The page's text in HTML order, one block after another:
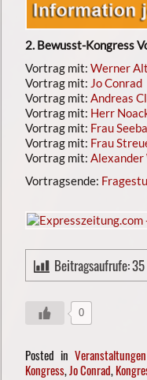
2. Bewusst-Kongress
Vortrag mit: Werner
Vortrag mit: Jo Conrad
Vortrag mit: Andreas
Vortrag mit: Herr
Vortrag mit: Frau
Vortrag mit: Frau
Vortrag mit: Alexander
Vortragsende:
Beitragsaufrufe:35
0
Posted in Veranstaltungen
Kongress,Jo Conrad,